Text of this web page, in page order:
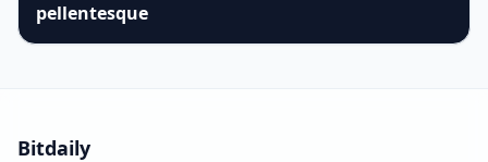
pellentesque
Bitdaily